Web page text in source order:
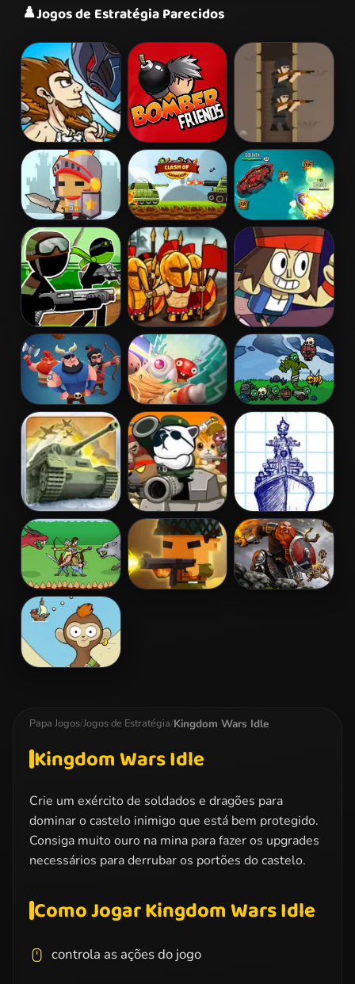
♟️Jogos de Estratégia Parecidos
Age of War Bomber Friends Tiny Rifles
Warriors
League
Clash of
Armour
Battle Boats.io
Stickman
Army: The
Resistance
Heroes of
Myths Warriors
of Gods
Parking Lot
Wars
Clash of
Vikings
Apple
Defender
Castle Defense
Online
1941 Frozen
Front
Metal Animal Sea Battleship
Vikings vs
Monsters
Papa Jogos/Jogos de Estratégia/Kingdom Wars Idle
Kingdom Wars Idle
Crie um exército de soldados e dragões para
dominar o castelo inimigo que está bem protegido.
Consiga muito ouro na mina para fazer os upgrades
necessários para derrubar os portões do castelo.
Como Jogar Kingdom Wars Idle
controla as ações do jogo